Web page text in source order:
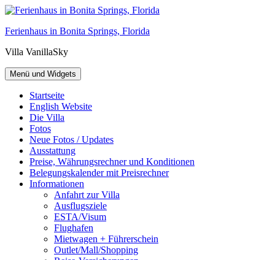
Springe
Inhalt
Ferienhaus in Bonita Springs, Florida
Villa VanillaSky
Menü und Widgets
Startseite
English Website
Die Villa
Fotos
Neue Fotos / Updates
Ausstattung
Preise, Währungsrechner und Konditionen
Belegungskalender mit Preisrechner
Informationen
Anfahrt zur Villa
Ausflugsziele
ESTA/Visum
Flughafen
Mietwagen + Führerschein
Outlet/Mall/Shopping